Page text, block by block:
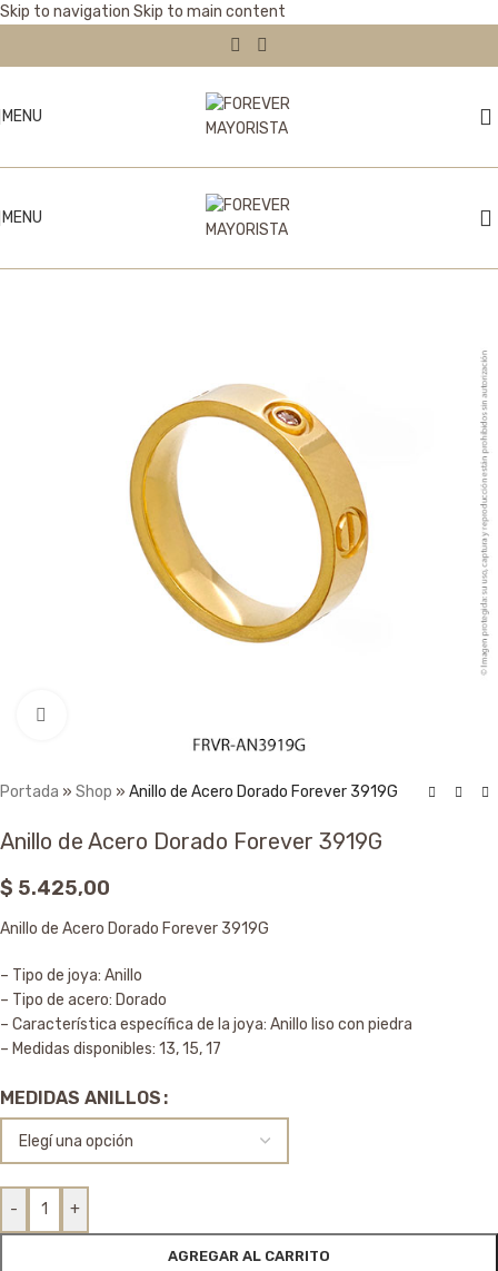
Skip to navigation Skip to main content
MENU
MENU
Portada » Shop » Anillo de Acero Dorado Forever 3919G
Anillo de Acero Dorado Forever 3919G
$ 5.425,00
Anillo de Acero Dorado Forever 3919G
– Tipo de joya: Anillo
– Tipo de acero: Dorado
– Característica específica de la joya: Anillo liso con piedra
– Medidas disponibles: 13, 15, 17
MEDIDAS ANILLOS
- +
AGREGAR AL CARRITO